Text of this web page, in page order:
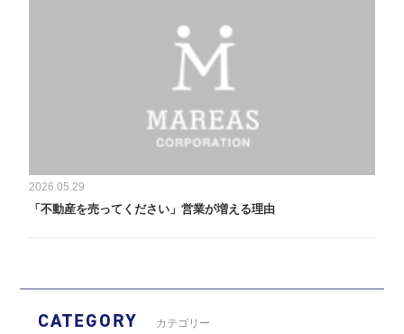
2026.05.29
「不動産を売ってください」営業が増える理由
CATEGORY カテゴリー